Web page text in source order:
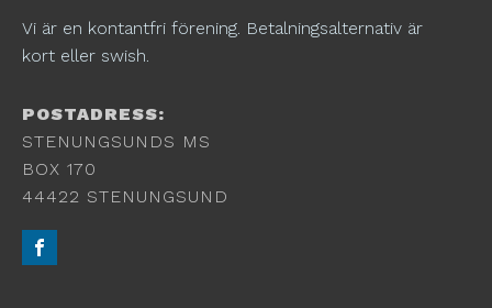
Vi är en kontantfri förening. Betalningsalternativ är
kort eller swish.
POSTADRESS:
STENUNGSUNDS MS
BOX 170
44422 STENUNGSUND